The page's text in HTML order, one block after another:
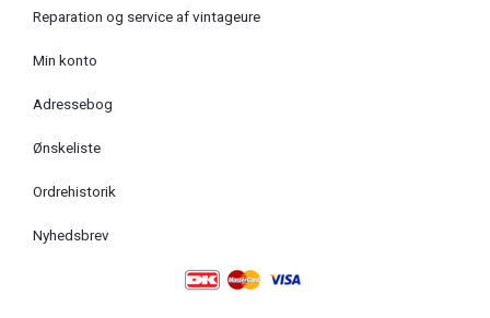
Reparation og service af vintageure
Min konto
Adressebog
Ønskeliste
Ordrehistorik
Nyhedsbrev